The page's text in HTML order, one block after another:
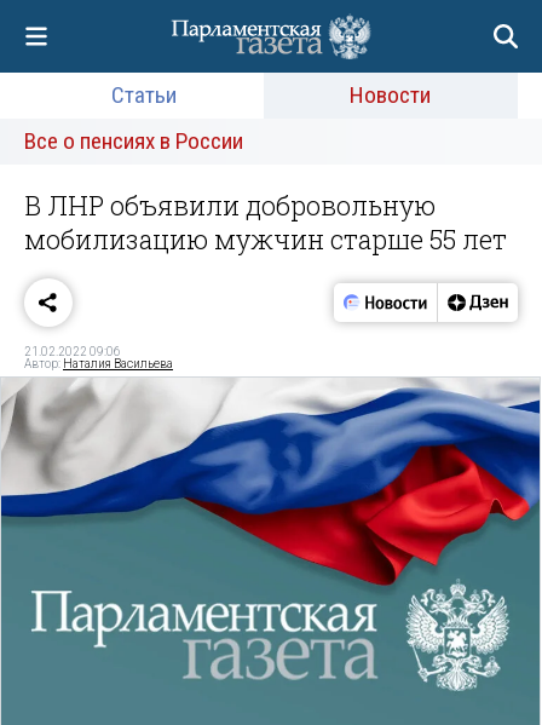
Статьи
Новости
Все о пенсиях в России
В ЛНР объявили добровольную
мобилизацию мужчин старше 55 лет
21.02.2022 09:06
Автор: Наталия Васильева